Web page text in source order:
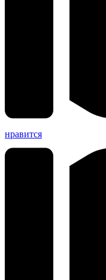
нравится